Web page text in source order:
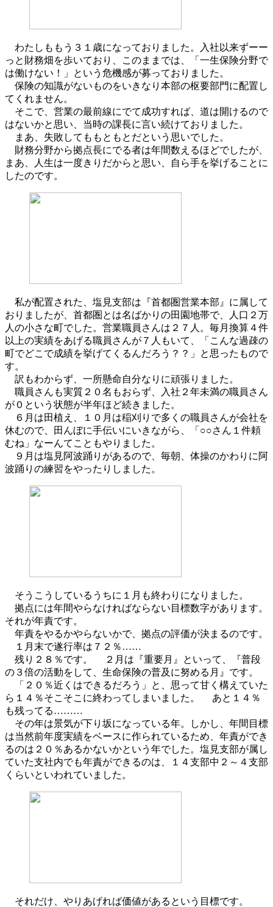
わたしももう３１歳になっておりました。入社以来ずーー
っと財務畑を歩いており、このままでは、「一生保険分野で
は働けない！」という危機感が募っておりました。
保険の知識がないものをいきなり本部の枢要部門に配置し
てくれません。
そこで、営業の最前線にでて成功すれば、道は開けるので
はないかと思い、当時の課長に言い続けておりました。
まあ、失敗してももともとだという思いでした。
財務分野から拠点長にでる者は年間数えるほどでしたが、
まあ、人生は一度きりだからと思い、自ら手を挙げることに
したのです。
私が配置された、塩見支部は『首都圏営業本部』に属して
おりましたが、首都圏とは名ばかりの田園地帯で、人口２万
人の小さな町でした。営業職員さんは２７人。毎月換算４件
以上の実績をあげる職員さんが７人もいて、「こんな過疎の
町でどこで成績を挙げてくるんだろう？？」と思ったもので
す。
訳もわからず、一所懸命自分なりに頑張りました。
職員さんも実質２０名もおらず、入社２年未満の職員さん
が０という状態が半年ほど続きました。
６月は田植え、１０月は稲刈りで多くの職員さんが会社を
休むので、田んぼに手伝いにいきながら、「○○さん１件頼
むね」なーんてこともやりました。
９月は塩見阿波踊りがあるので、毎朝、体操のかわりに阿
波踊りの練習をやったりしました。
そうこうしているうちに１月も終わりになりました。
拠点には年間やらなければならない目標数字があります。
それが年責です。
年責をやるかやらないかで、拠点の評価が決まるのです。
１月末で遂行率は７２％……
残り２８％です。 ２月は『重要月』といって、『普段
の３倍の活動をして、生命保険の普及に努める月』です。
「２０％近くはできるだろう」と、思って甘く構えていた
ら１４％そこそこに終わってしまいました。 あと１４％
も残ってる………
その年は景気が下り坂になっている年。しかし、年間目標
は当然前年度実績をベースに作られているため、年責ができ
るのは２０％あるかないかという年でした。塩見支部が属し
ていた支社内でも年責ができるのは、１４支部中２～４支部
くらいといわれていました。
それだけ、やりあげれば価値があるという目標です。